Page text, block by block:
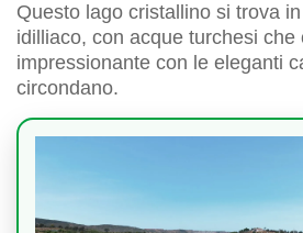
Questo lago cristallino si trova
idilliaco, con acque turchesi
impressionante con le eleganti
circondano.